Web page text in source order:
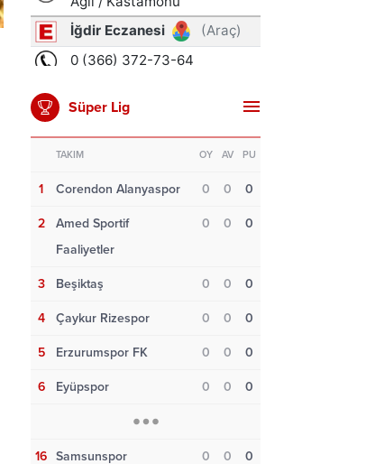
Süper Lig
TAKIM OY AV PU
1 Corendon Alanyaspor 0 0 0
2
Amed Sportif
Faaliyetler
0 0 0
3 Beşiktaş 0 0 0
4 Çaykur Rizespor 0 0 0
5 Erzurumspor FK 0 0 0
6 Eyüpspor 0 0 0
16 Samsunspor 0 0 0